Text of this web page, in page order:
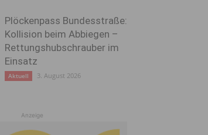
Plöckenpass Bundesstraße:
Kollision beim Abbiegen –
Rettungshubschrauber im
Einsatz
Aktuell 3. August 2026
Anzeige